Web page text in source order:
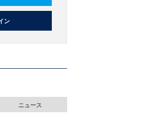
ン
ニュース